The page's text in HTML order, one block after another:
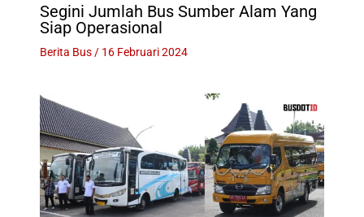
Segini Jumlah Bus Sumber Alam Yang
Siap Operasional
Berita Bus/ 16 Februari 2024